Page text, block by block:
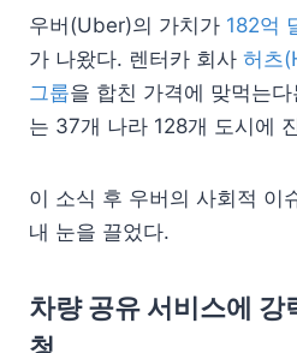
우버(Uber)의 가치가 182억
가 나왔다. 렌터카 회사 허츠
그룹을 합친 가격에 맞먹는
는 37개 나라 128개 도시에
이 소식 후 우버의 사회적 이
내 눈을 끌었다.
차량 공유 서비스에 강
청